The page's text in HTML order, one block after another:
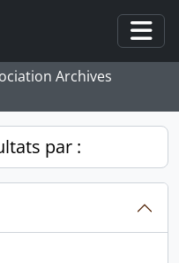
Archives
par :